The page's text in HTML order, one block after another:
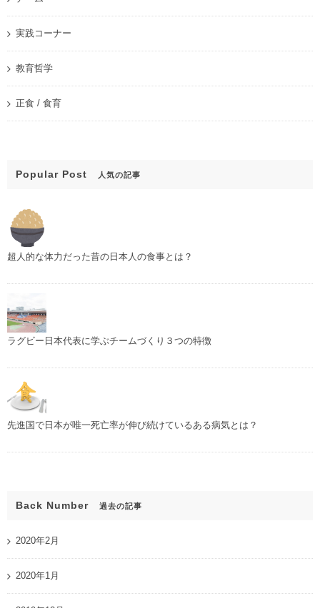
実践コーナー
教育哲学
正食 / 食育
Popular Post 人気の記事
超人的な体力だった昔の日本人の食事とは？
ラグビー日本代表に学ぶチームづくり３つの特徴
先進国で日本が唯一死亡率が伸び続けているある病気とは？
Back Number 過去の記事
2020年2月
2020年1月